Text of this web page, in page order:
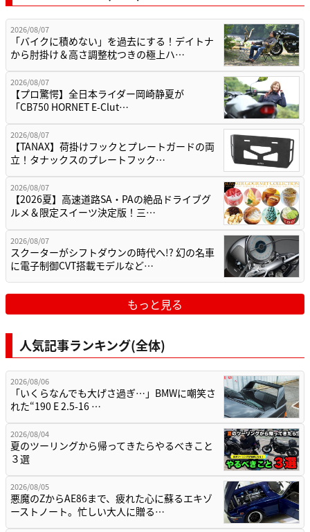
2026/08/07
「バイクに積めない」を過去にする！デイトナ
から肘掛け＆高さ調整枕つきの極上ハ…
2026/08/07
【プロ驚愕】全日本ライダー岡崎静夏が
「CB750 HORNET E-Clut…
2026/08/07
【TANAX】荷掛けフックとプレートガードの両
立！タナックスのプレートフック…
2026/08/07
【2026夏】高速道路SA・PAの絶品ドライブグ
ルメ＆限定スイーツ決定版！三…
2026/08/07
スクーターがシフトダウンの時代へ!? 幻の名車
に電子制御CVT搭載モデルなど…
もっと見る
人気記事ランキング(全体)
2026/08/06
「いくらなんでも大げさ過ぎ…」BMWに嘲笑さ
れた“190 E 2.5-16 …
2026/08/04
夏のツーリングから帰ってきたらやるべきこと
３選
2026/08/05
悪魔のZからAE86まで、疲れた心に蘇るエキゾ
ーストノート。忙しい大人に贈る…